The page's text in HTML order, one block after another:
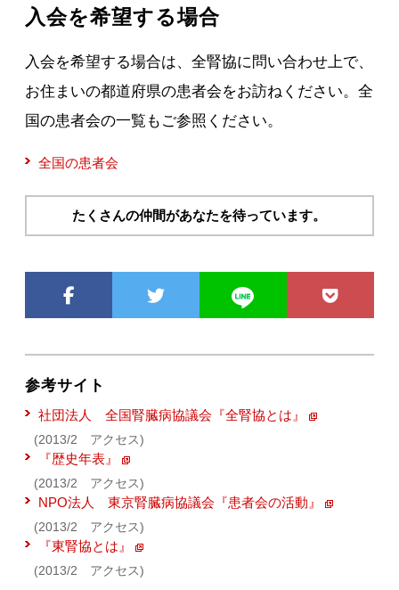
入会を希望する場合
入会を希望する場合は、全腎協に問い合わせ上で、
お住まいの都道府県の患者会をお訪ねください。全
国の患者会の一覧もご参照ください。
全国の患者会
たくさんの仲間があなたを待っています。
参考サイト
社団法人 全国腎臓病協議会『全腎協とは』
(2013/2 アクセス)
『歴史年表』
(2013/2 アクセス)
NPO法人 東京腎臓病協議会『患者会の活動』
(2013/2 アクセス)
『東腎協とは』
(2013/2 アクセス)